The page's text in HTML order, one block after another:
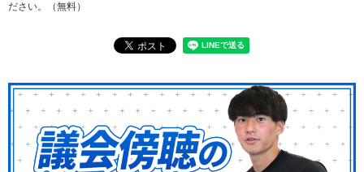
ださい。（無料）